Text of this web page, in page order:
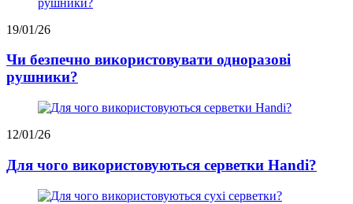
19/01/26
Чи безпечно використовувати одноразові
рушники?
12/01/26
Для чого використовуються серветки Handi?